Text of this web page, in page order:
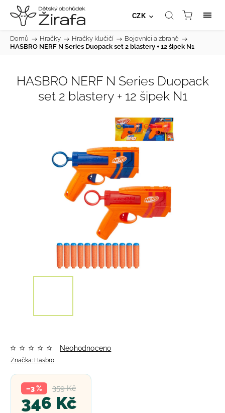
CZK
Domů / Hračky / Hračky klučičí / Bojovníci a zbraně /
HASBRO NERF N Series Duopack set 2 blastery + 12 šipek N1
HASBRO NERF N Series Duopack
set 2 blastery + 12 šipek N1
Značka: Hasbro
Neohodnoceno
359 Kč
–3 %
346 Kč